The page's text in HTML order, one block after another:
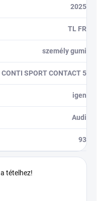
2025
TL FR
személy gumi
CONTI SPORT CONTACT 5
igen
Audi
93
tételhez!